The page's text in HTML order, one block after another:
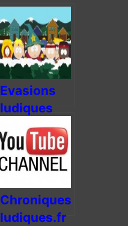
Evasions
ludiques
Chroniques-
ludiques.fr